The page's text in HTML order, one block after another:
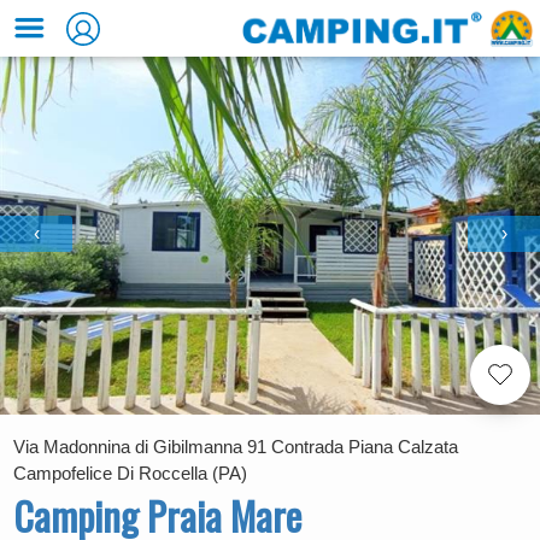
‹ ›
Via Madonnina di Gibilmanna 91 Contrada Piana Calzata
Campofelice Di Roccella (PA)
Camping Praia Mare